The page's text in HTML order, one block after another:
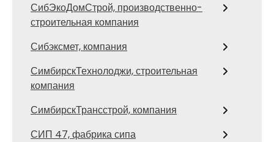
СибЭкоДомСтрой, производственно-
строительная компания
Сибэксмет, компания
СимбирскТехнолоджи, строительная
компания
СимбирскТрансстрой, компания
СИП 47, фабрика сипа